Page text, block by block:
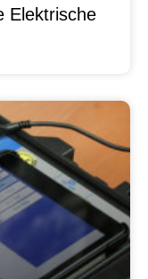
Elektrische